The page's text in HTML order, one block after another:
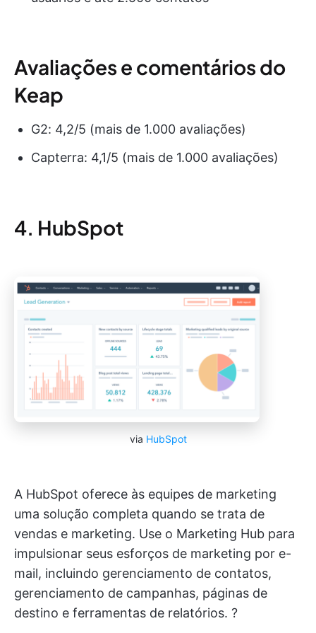
Avaliações e comentários do
Keap
G2: 4,2/5 (mais de 1.000 avaliações)
Capterra: 4,1/5 (mais de 1.000 avaliações)
4. HubSpot
via HubSpot
A HubSpot oferece às equipes de marketing
uma solução completa quando se trata de
vendas e marketing. Use o Marketing Hub para
impulsionar seus esforços de marketing por e-
mail, incluindo gerenciamento de contatos,
gerenciamento de campanhas, páginas de
destino e ferramentas de relatórios. ?